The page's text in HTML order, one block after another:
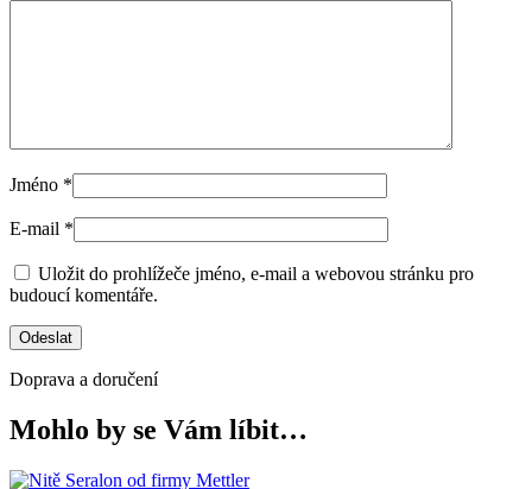
Jméno *
E-mail *
Uložit do prohlížeče jméno, e-mail a webovou stránku pro
budoucí komentáře.
Doprava a doručení
Mohlo by se Vám líbit…